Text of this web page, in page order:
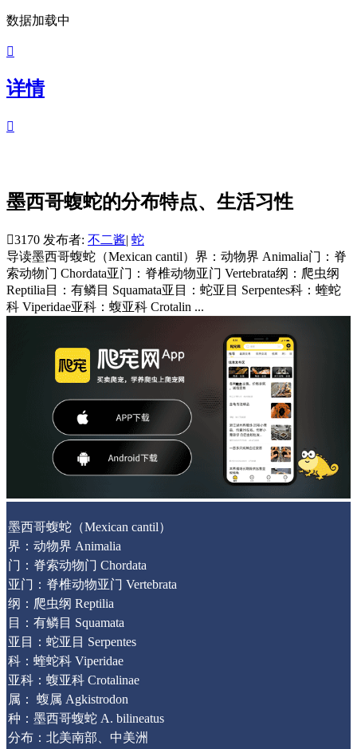
数据加载中

详情

墨西哥蝮蛇的分布特点、生活习性
3170 发布者: 不二酱| 蛇
导读墨西哥蝮蛇（Mexican cantil）界：动物界 Animalia门：脊
索动物门 Chordata亚门：脊椎动物亚门 Vertebrata纲：爬虫纲
Reptilia目：有鳞目 Squamata亚目：蛇亚目 Serpentes科：蝰蛇
科 Viperidae亚科：蝮亚科 Crotalin ...
墨西哥蝮蛇（Mexican cantil）
界：动物界 Animalia
门：脊索动物门 Chordata
亚门：脊椎动物亚门 Vertebrata
纲：爬虫纲 Reptilia
目：有鳞目 Squamata
亚目：蛇亚目 Serpentes
科：蝰蛇科 Viperidae
亚科：蝮亚科 Crotalinae
属： 蝮属 Agkistrodon
种：墨西哥蝮蛇 A. bilineatus
分布：北美南部、中美洲